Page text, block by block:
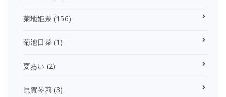
菊地姫奈 (156)
菊池日菜(1)
要あい (2)
貝賀琴莉 (3)